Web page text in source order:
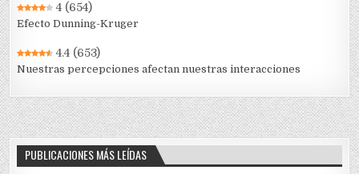
4 (654)
Efecto Dunning-Kruger
4.4 (653)
Nuestras percepciones afectan nuestras interacciones
PUBLICACIONES MÁS LEÍDAS